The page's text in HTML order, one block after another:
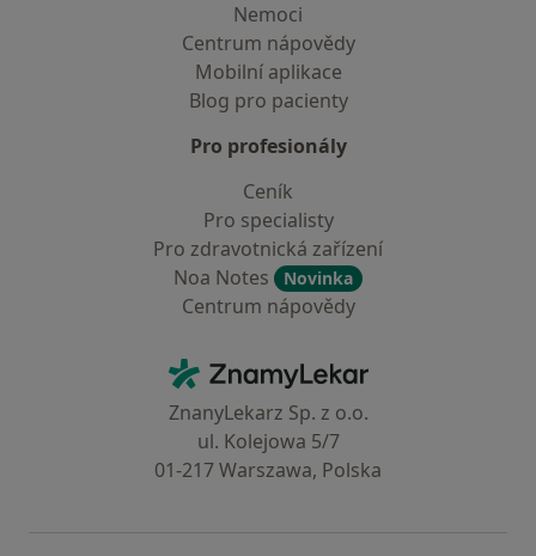
Nemoci
Centrum nápovědy
Mobilní aplikace
Blog pro pacienty
Pro profesionály
Ceník
Pro specialisty
Pro zdravotnická zařízení
Noa Notes
Novinka
Centrum nápovědy
ZnamyLekar - Hlavní stránka
ZnanyLekarz Sp. z o.o.
ul. Kolejowa 5/7
01-217 Warszawa, Polska